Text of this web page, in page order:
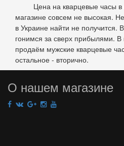
Цена на кварцевые часы
магазине совсем не высокая.
в Украине найти не получится.
гонимся за сверх прибылями.
продаём мужские кварцевые
остальное - вторично.
О нашем магазине